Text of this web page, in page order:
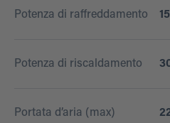
Potenza di raffreddamento
Potenza di riscaldamento
Portata d’aria (max)